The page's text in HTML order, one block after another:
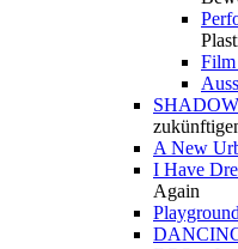
Film
A New
I Have
Again